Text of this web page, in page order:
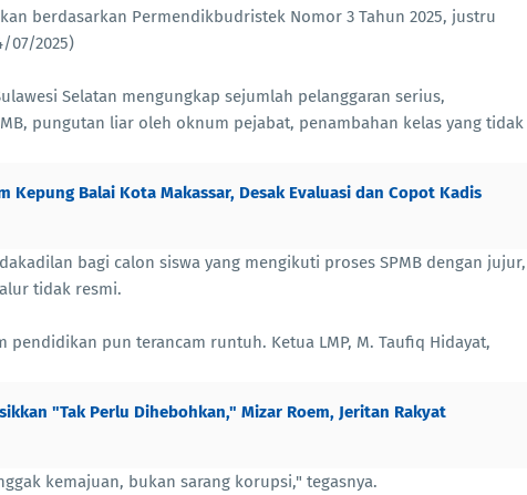
berdasarkan Permendikbudristek Nomor 3 Tahun 2025, justru
07/2025)
Selatan mengungkap sejumlah pelanggaran serius,
pungutan liar oleh oknum pejabat, penambahan kelas yang tidak
Kepung Balai Kota Makassar, Desak Evaluasi dan Copot Kadis
bagi calon siswa yang mengikuti proses SPMB dengan jujur,
tidak resmi.
pendidikan pun terancam runtuh. Ketua LMP, M. Taufiq Hidayat,
"Tak Perlu Dihebohkan," Mizar Roem, Jeritan Rakyat
kemajuan, bukan sarang korupsi," tegasnya.